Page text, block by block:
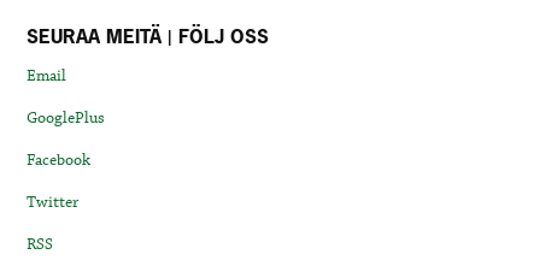
SEURAA MEITÄ | FÖLJ OSS
Email
GooglePlus
Facebook
Twitter
RSS